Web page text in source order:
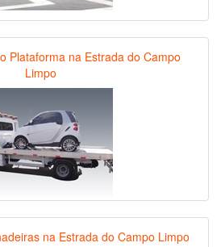
Plataforma na Estrada do Campo
Limpo
na Estrada do Campo Limpo